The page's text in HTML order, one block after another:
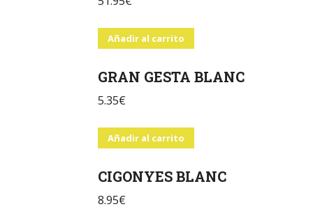
Añadir al carrito
GRAN GESTA BLANC
5.35€
Añadir al carrito
CIGONYES BLANC
8.95€